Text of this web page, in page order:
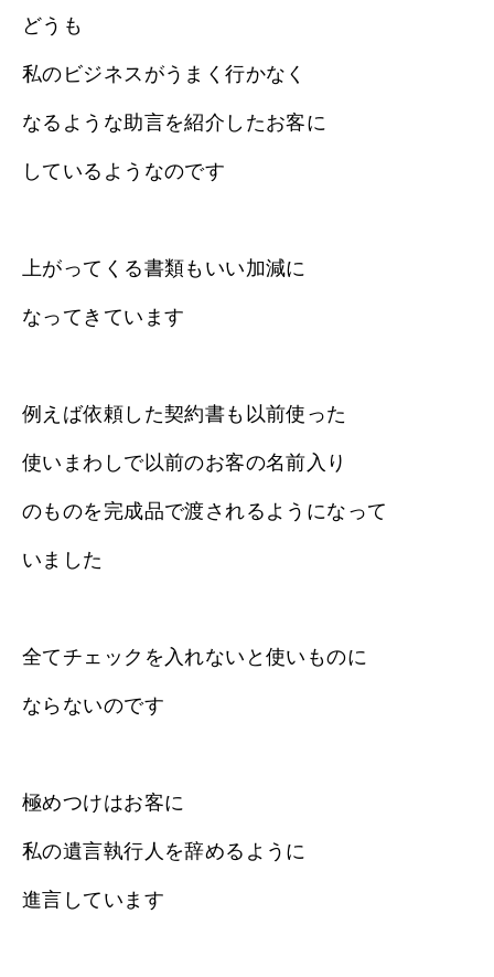
どうも
私のビジネスがうまく行かなく
なるような助言を紹介したお客に
しているようなのです
上がってくる書類もいい加減に
なってきています
例えば依頼した契約書も以前使った
使いまわしで以前のお客の名前入り
のものを完成品で渡されるようになって
いました
全てチェックを入れないと使いものに
ならないのです
極めつけはお客に
私の遺言執行人を辞めるように
進言しています